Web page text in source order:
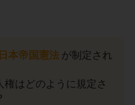
本帝国憲法 が制定され
はどのように規定さ